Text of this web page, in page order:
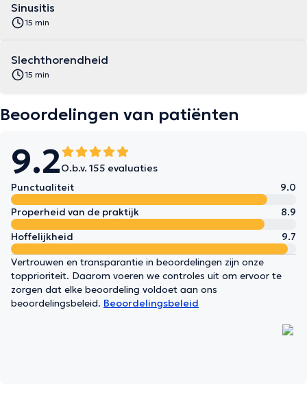
Sinusitis
15 min
Slechthorendheid
15 min
Beoordelingen van patiënten
9.2O.b.v. 155 evaluaties
Punctualiteit
9.0
Properheid van de praktijk
8.9
Hoffelijkheid
9.7
Vertrouwen en transparantie in beoordelingen zijn onze
topprioriteit. Daarom voeren we controles uit om ervoor te
zorgen dat elke beoordeling voldoet aan ons
beoordelingsbeleid. Beoordelingsbeleid